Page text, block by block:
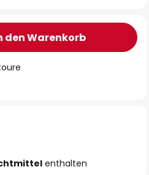
den Warenkorb
enthalten